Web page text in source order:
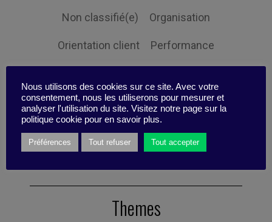
Non classifié(e) Organisation
Orientation client Performance
Ressources humaines Stratégie
Themes
Nous utilisons des cookies sur ce site. Avec votre
consentement, nous les utiliserons pour mesurer et
analyser l'utilisation du site. Visitez notre page sur la
politique cookie pour en savoir plus.
Préférences Tout refuser Tout accepter